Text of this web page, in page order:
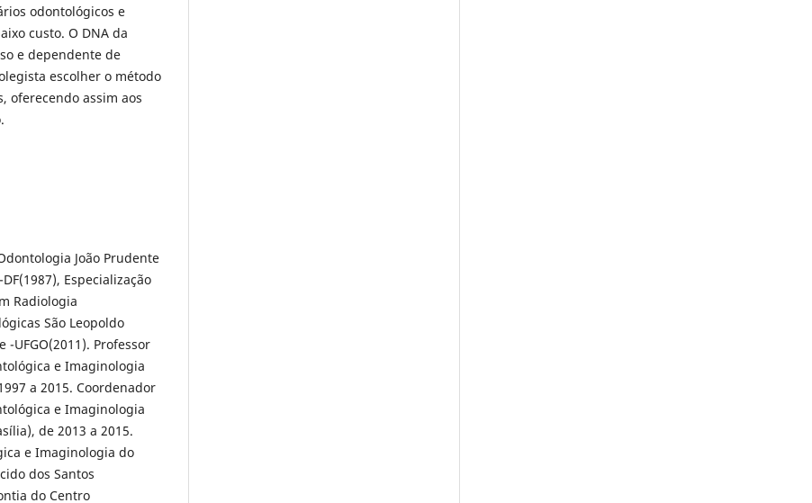
odontológicos e
custo. O DNA da
e dependente de
escolher o método
oferecendo assim aos
João Prudente
Especialização
Radiologia
São Leopoldo
UFGO(2011). Professor
e Imaginologia
a 2015. Coordenador
e Imaginologia
de 2013 a 2015.
e Imaginologia do
dos Santos
do Centro